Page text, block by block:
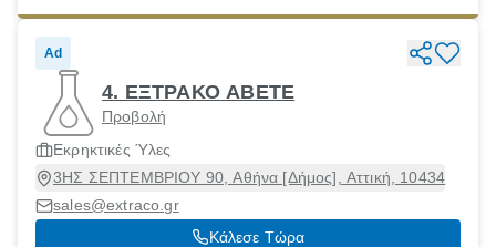
Ad
4. ΕΞΤΡΑΚΟ ΑΒΕΤΕ
Προβολή
Εκρηκτικές Ύλες
3ΗΣ ΣΕΠΤΕΜΒΡΙΟΥ 90, Αθήνα [Δήμος], Αττική, 10434
sales@extraco.gr
Κάλεσε Τώρα